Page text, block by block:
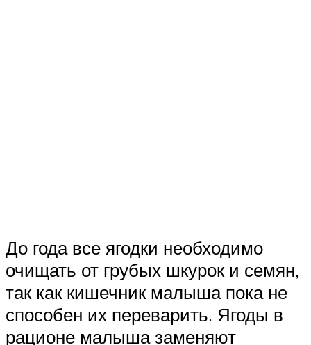
До года все ягодки необходимо
очищать от грубых шкурок и семян,
так как кишечник малыша пока не
способен их переварить. Ягоды в
рационе малыша заменяют